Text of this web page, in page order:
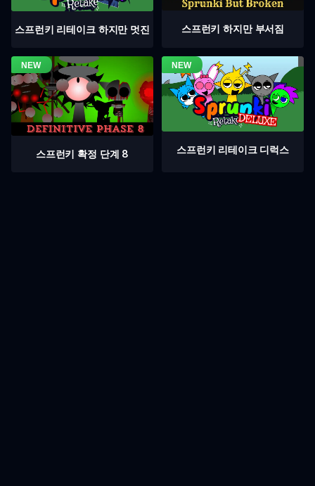
스프런키 리테이크 하지만 멋진 스프런키 하지만 부서짐
스프런키 확정 단계 8 스프런키 리테이크 디럭스